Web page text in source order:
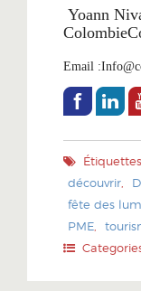
Yoann
Email
découvrir
fête des
PME